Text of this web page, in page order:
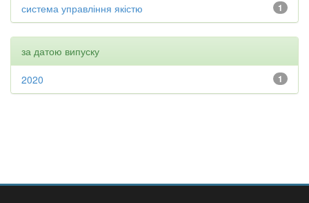
1
система управління якістю
за датою випуску
1
2020